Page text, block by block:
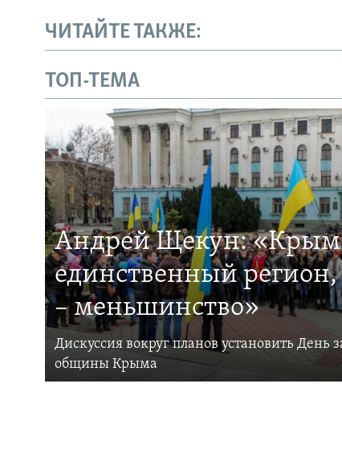
ЧИТАЙТЕ ТАКЖЕ:
ТОП-ТЕМА
Андрей Щекун: «Крым
единственный
– меньшинство»
Дискуссия вокруг планов установить
общины Крыма